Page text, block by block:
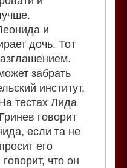
и
дочь. Тот
забрать
институт,
тестах Лида
говорит
если та не
его
что он